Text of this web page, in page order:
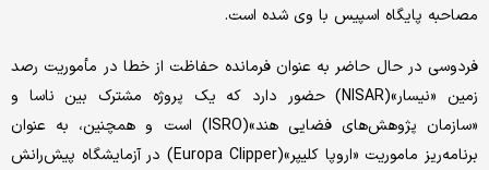
مصاحبه پایگاه اسپیس با وی شده است.
فردوسی در حال حاضر به عنوان فرمانده حفاظت از خطا در مأموریت رصد
زمین «نیسار»(NISAR) حضور دارد که یک پروژه مشترک بین ناسا و
«سازمان پژوهش‌های فضایی هند»(ISRO) است و همچنین، به عنوان
برنامه‌ریز ماموریت «اروپا کلیپر»(Europa Clipper) در آزمایشگاه پیش‌رانش